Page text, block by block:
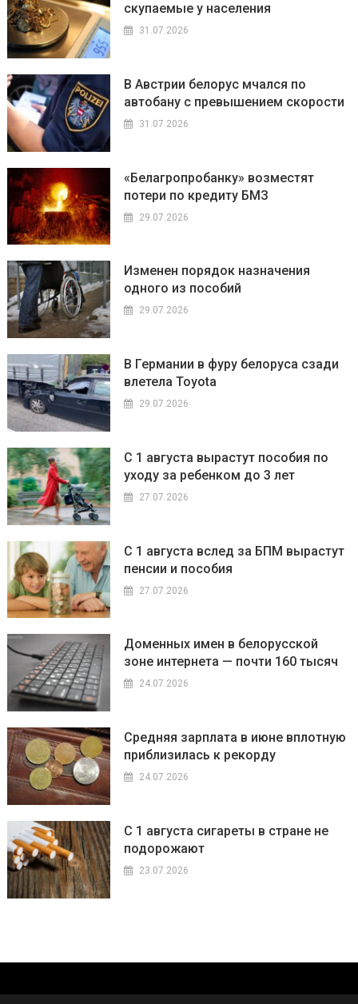
скупаемые у населения
31.07.2026
В Австрии белорус мчался по
автобану с превышением скорости
31.07.2026
«Белагропробанку» возместят
потери по кредиту БМЗ
29.07.2026
Изменен порядок назначения
одного из пособий
29.07.2026
В Германии в фуру белоруса сзади
влетела Toyota
29.07.2026
С 1 августа вырастут пособия по
уходу за ребенком до 3 лет
27.07.2026
С 1 августа вслед за БПМ вырастут
пенсии и пособия
27.07.2026
Доменных имен в белорусской
зоне интернета — почти 160 тысяч
24.07.2026
Средняя зарплата в июне вплотную
приблизилась к рекорду
24.07.2026
С 1 августа сигареты в стране не
подорожают
23.07.2026